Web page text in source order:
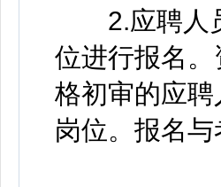
2.应聘人员
位进行报名
格初审的应
岗位。报名